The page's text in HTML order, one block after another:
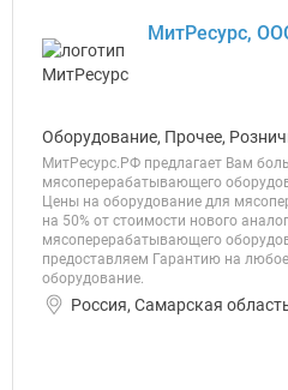
МитРесурс,
Оборудование, Прочее,
МитРесурс.РФ предлагает Вам
мясоперерабатывающего
Цены на оборудование для
на 50% от стоимости нового
мясоперерабатывающего
предоставляем Гарантию на
оборудование.
Россия, Самарская